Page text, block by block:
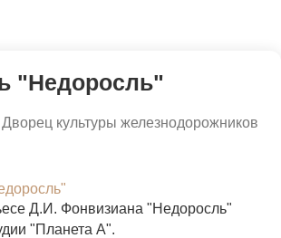
"Недоросль"
культуры железнодорожников
Д.И. Фонвизиана "Недоросль"
"Планета А".